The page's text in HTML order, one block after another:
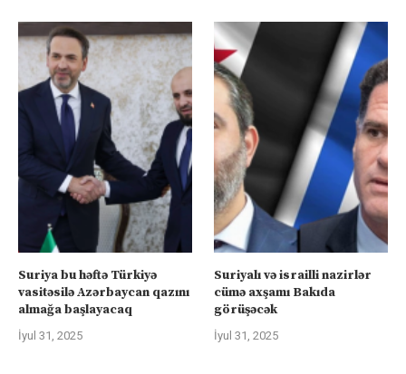
Suriya bu həftə Türkiyə
vasitəsilə Azərbaycan qazını
almağa başlayacaq
İyul 31, 2025
Suriyalı və israilli nazirlər
cümə axşamı Bakıda
görüşəcək
İyul 31, 2025